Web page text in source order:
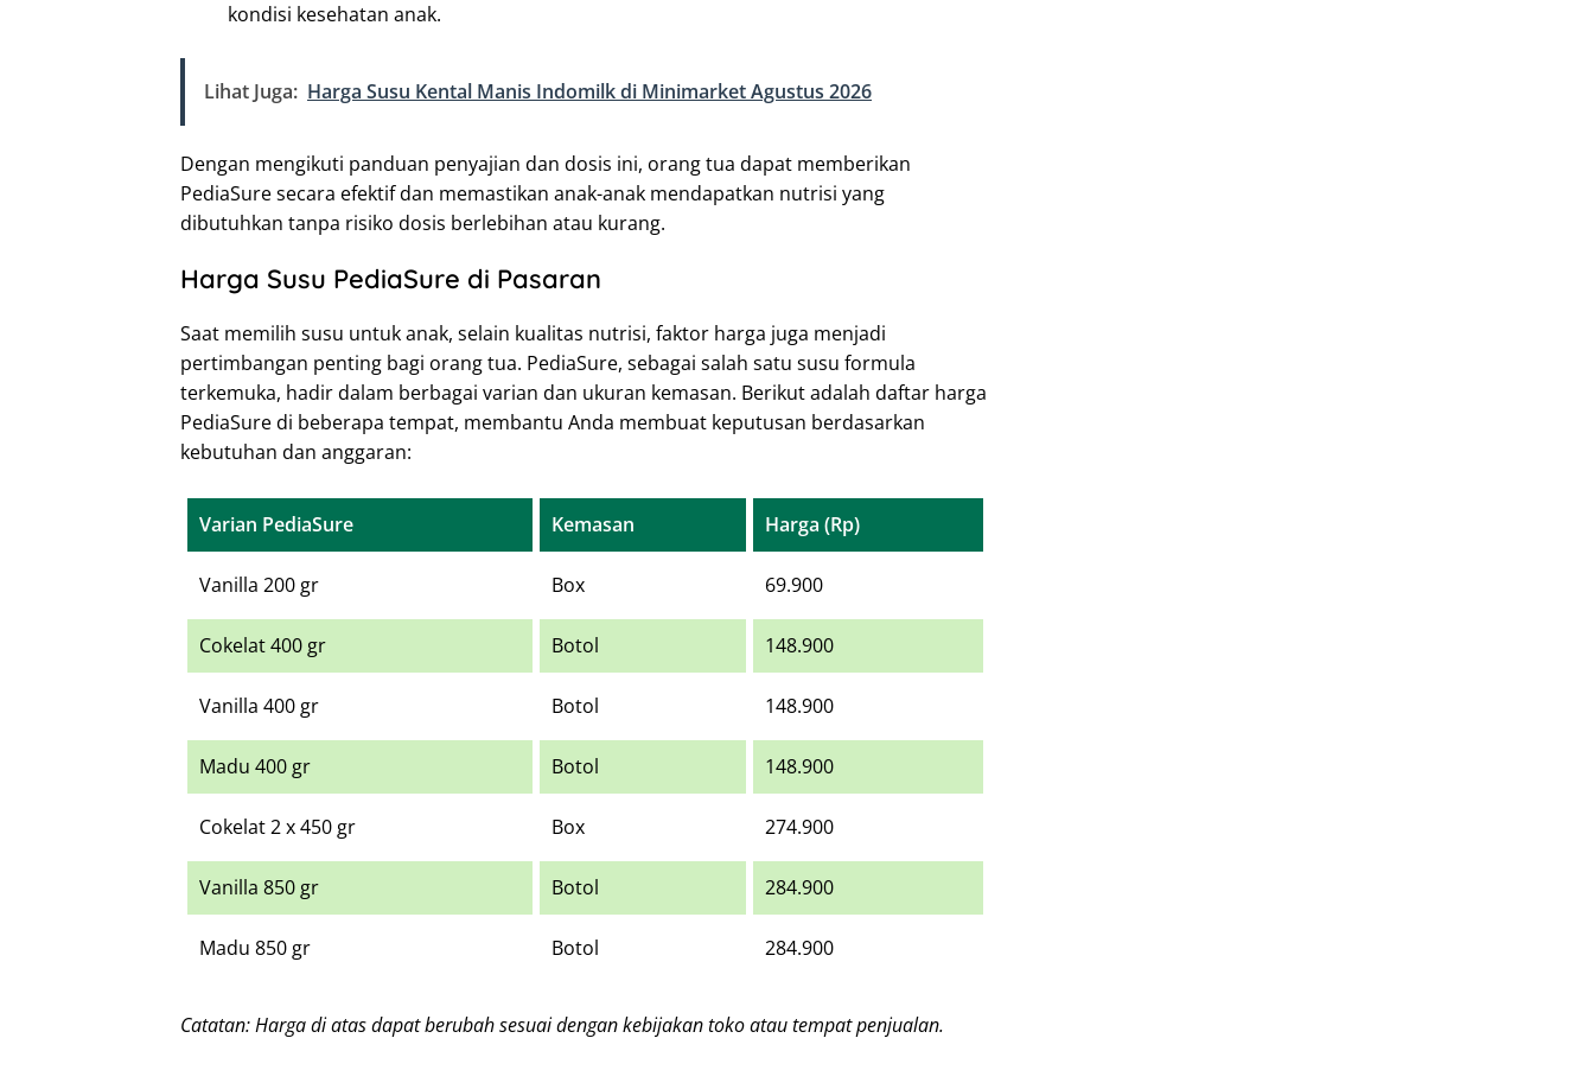
kondisi kesehatan anak.
Lihat Juga: Harga Susu Kental Manis Indomilk di Minimarket Agustus 2026
Dengan mengikuti panduan penyajian dan dosis ini, orang tua dapat memberikan
PediaSure secara efektif dan memastikan anak-anak mendapatkan nutrisi yang
dibutuhkan tanpa risiko dosis berlebihan atau kurang.
Harga Susu PediaSure di Pasaran
Saat memilih susu untuk anak, selain kualitas nutrisi, faktor harga juga menjadi
pertimbangan penting bagi orang tua. PediaSure, sebagai salah satu susu formula
terkemuka, hadir dalam berbagai varian dan ukuran kemasan. Berikut adalah daftar harga
PediaSure di beberapa tempat, membantu Anda membuat keputusan berdasarkan
kebutuhan dan anggaran:
Varian PediaSure Kemasan Harga (Rp)
Vanilla 200 gr Box 69.900
Cokelat 400 gr Botol 148.900
Vanilla 400 gr Botol 148.900
Madu 400 gr Botol 148.900
Cokelat 2 x 450 gr Box 274.900
Vanilla 850 gr Botol 284.900
Madu 850 gr Botol 284.900
Catatan: Harga di atas dapat berubah sesuai dengan kebijakan toko atau tempat penjualan.